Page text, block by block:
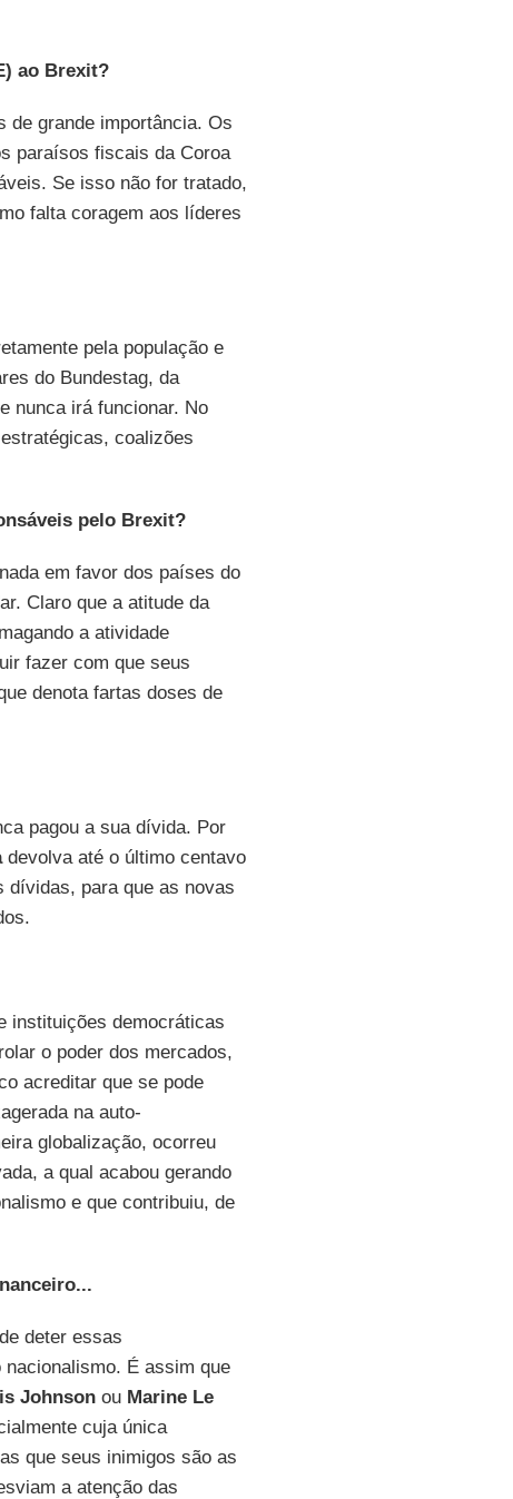
ao Brexit?
de grande importância. Os
paraísos fiscais da Coroa
Se isso não for tratado,
falta coragem aos líderes
pela população e
do Bundestag, da
nunca irá funcionar. No
coalizões
pelo Brexit?
em favor dos países do
Claro que a atitude da
a atividade
fazer com que seus
denota fartas doses de
pagou a sua dívida. Por
devolva até o último centavo
dívidas, para que as novas
instituições democráticas
o poder dos mercados,
acreditar que se pode
na auto-
globalização, ocorreu
a qual acabou gerando
e que contribuiu, de
deter essas
É assim que
Johnsonou Marine Le
cuja única
que seus inimigos são as
a atenção das